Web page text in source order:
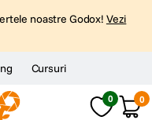
noastre Godox! Vezi
Cursuri
0 0